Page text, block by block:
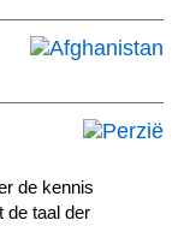
de kennis
de taal der